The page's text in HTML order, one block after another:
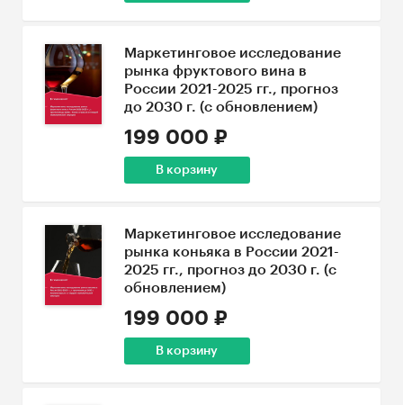
Маркетинговое исследование
рынка фруктового вина в
России 2021-2025 гг., прогноз
до 2030 г. (с обновлением)
199 000 ₽
В корзину
Маркетинговое исследование
рынка коньяка в России 2021-
2025 гг., прогноз до 2030 г. (с
обновлением)
199 000 ₽
В корзину